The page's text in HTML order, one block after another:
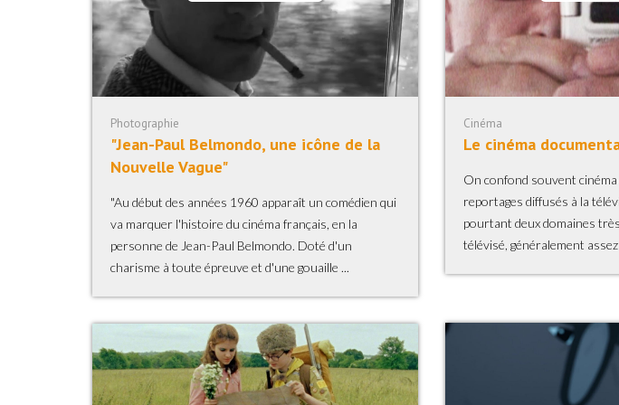
Photographie
"Jean-Paul Belmondo, une icône de la
Nouvelle Vague"
"Au début des années 1960 apparaît un comédien qui
va marquer l'histoire du cinéma français, en la
personne de Jean-Paul Belmondo. Doté d'un
charisme à toute épreuve et d'une gouaille ...
Cinéma
Le cinéma
On confond souvent
reportages diffusés à la
pourtant deux domaines
télévisé, généralement